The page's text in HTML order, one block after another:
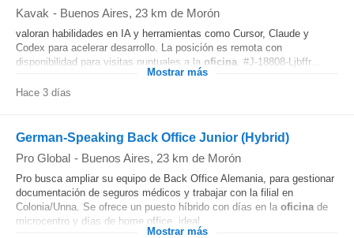
Kavak - Buenos Aires, 23 km de Morón
valoran habilidades en IA y herramientas como Cursor, Claude y
Codex para acelerar desarrollo. La posición es remota con
disponibilidad para visitas puntuales a la oficina. #J-18808-Ljbffr...
Mostrar más
Hace 3 días
German-Speaking Back Office Junior (Hybrid)
Pro Global - Buenos Aires, 23 km de Morón
Pro busca ampliar su equipo de Back Office Alemania, para gestionar
documentación de seguros médicos y trabajar con la filial en
Colonia/Unna. Se ofrece un puesto híbrido con días en la oficinade
microcentro y días de home office, ideal...
Mostrar más